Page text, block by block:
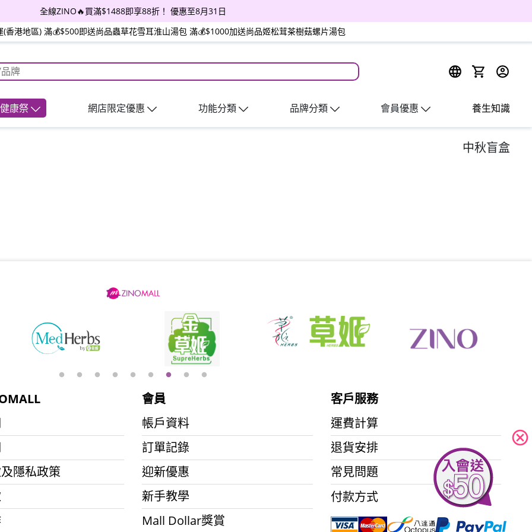
全線ZINO🔥買滿$1488即享88折！ 優惠至8月31日
香港地區) 滿💰$500即送尚品蟲草花雪耳淮山湯包 滿💰$1000加送尚品姬松茸茶樹菇螺片湯包
康祭 網店限定優惠 功能分類 品牌分類 會員優惠 養生知識
中秋盲盒
隱私政策
會員
帳戶資料
訂單記錄
迎新優惠
新手教學
Mall Dollar獎賞
客戶服務
運費計算
退貨安排
常見問題
付款方式
cancel